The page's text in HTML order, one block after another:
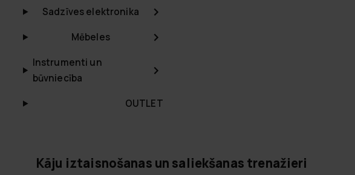
Sadzīves elektronika
Mēbeles
Instrumenti un
būvniecība
OUTLET
Kāju iztaisnošanas un saliekšanas trenažieri